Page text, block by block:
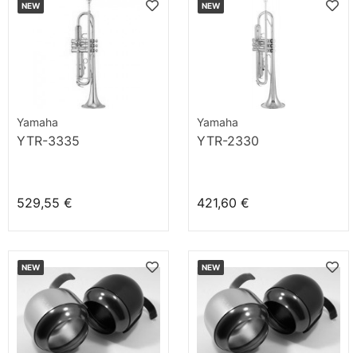
NEW
Yamaha
YTR-3335
529,55 €
NEW
Yamaha
YTR-2330
421,60 €
NEW NEW